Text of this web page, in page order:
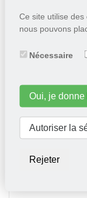
Ce site utilise des
nous pouvons
Nécessaire
Oui, je
Autoriser la
Rejeter